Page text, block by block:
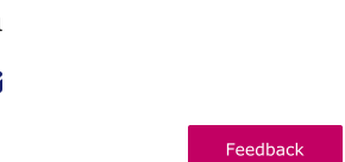
- U verlaat Rechtspraak.nl
- U verlaat Rechtspraak.nl
- U verlaat Rechtspraak.nl
Youtube - U verlaat Rechtspraak.nl
op LinkedIn - U verlaat
op de hoogte' nieuwsbrief - U verlaat